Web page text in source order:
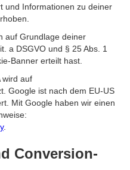
und Informationen zu deiner
auf Grundlage deiner
a DSGVO und § 25 Abs. 1
Banner erteilt hast.
wird auf
Google ist nach dem EU-US
Mit Google haben wir einen
.
Conversion-